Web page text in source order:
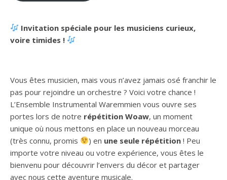
Invitation spéciale pour les musiciens curieux,
voire timides !
Vous êtes musicien, mais vous n’avez jamais osé franchir le
pas pour rejoindre un orchestre ? Voici votre chance !
L’Ensemble Instrumental Waremmien vous ouvre ses
portes lors de notre répétition Woaw, un moment
unique où nous mettons en place un nouveau morceau
(très connu, promis
) en une seule répétition ! Peu
importe votre niveau ou votre expérience, vous êtes le
bienvenu pour découvrir l’envers du décor et partager
avec nous cette aventure musicale.